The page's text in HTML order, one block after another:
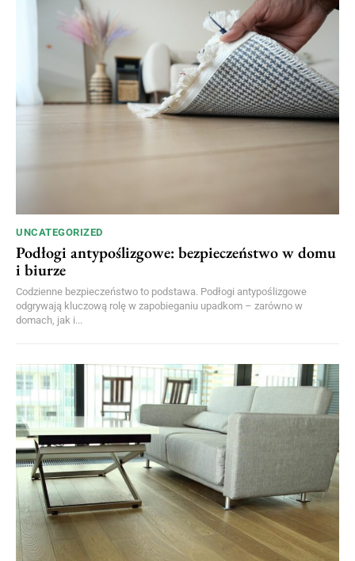
UNCATEGORIZED
Podłogi antypoślizgowe: bezpieczeństwo w domu
i biurze
Codzienne bezpieczeństwo to podstawa. Podłogi antypoślizgowe
odgrywają kluczową rolę w zapobieganiu upadkom – zarówno w
domach, jak i...